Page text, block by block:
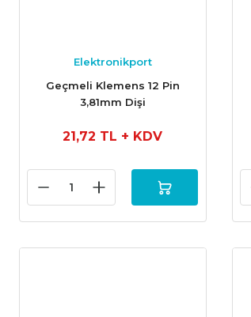
Elektronikport
Geçmeli Klemens 12 Pin
3,81mm Dişi
21,72 TL + KDV